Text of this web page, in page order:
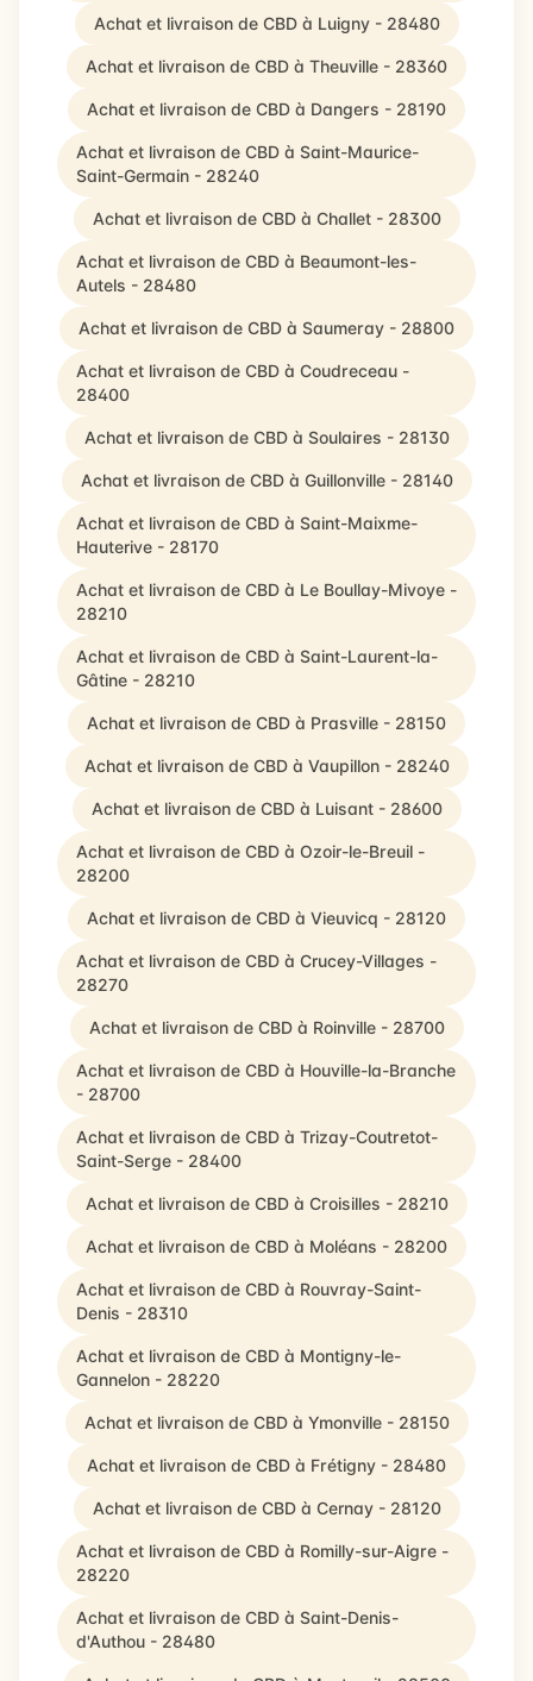
Achat et livraison de CBD à Luigny - 28480
Achat et livraison de CBD à Theuville - 28360
Achat et livraison de CBD à Dangers - 28190
Achat et livraison de CBD à Saint-Maurice-
Saint-Germain - 28240
Achat et livraison de CBD à Challet - 28300
Achat et livraison de CBD à Beaumont-les-
Autels - 28480
Achat et livraison de CBD à Saumeray - 28800
Achat et livraison de CBD à Coudreceau -
28400
Achat et livraison de CBD à Soulaires - 28130
Achat et livraison de CBD à Guillonville - 28140
Achat et livraison de CBD à Saint-Maixme-
Hauterive - 28170
Achat et livraison de CBD à Le Boullay-Mivoye -
28210
Achat et livraison de CBD à Saint-Laurent-la-
Gâtine - 28210
Achat et livraison de CBD à Prasville - 28150
Achat et livraison de CBD à Vaupillon - 28240
Achat et livraison de CBD à Luisant - 28600
Achat et livraison de CBD à Ozoir-le-Breuil -
28200
Achat et livraison de CBD à Vieuvicq - 28120
Achat et livraison de CBD à Crucey-Villages -
28270
Achat et livraison de CBD à Roinville - 28700
Achat et livraison de CBD à Houville-la-Branche
- 28700
Achat et livraison de CBD à Trizay-Coutretot-
Saint-Serge - 28400
Achat et livraison de CBD à Croisilles - 28210
Achat et livraison de CBD à Moléans - 28200
Achat et livraison de CBD à Rouvray-Saint-
Denis - 28310
Achat et livraison de CBD à Montigny-le-
Gannelon - 28220
Achat et livraison de CBD à Ymonville - 28150
Achat et livraison de CBD à Frétigny - 28480
Achat et livraison de CBD à Cernay - 28120
Achat et livraison de CBD à Romilly-sur-Aigre -
28220
Achat et livraison de CBD à Saint-Denis-
d'Authou - 28480